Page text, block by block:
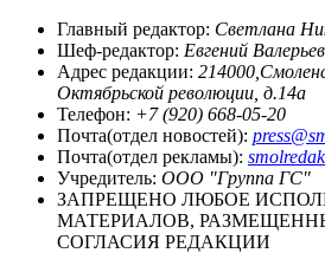
Главный редактор: Светлана
Шеф-редактор: Евгений
Адрес редакции:
Октябрьской революции, д.14а
Телефон: +7 (920) 668-05-20
Почта(отдел новостей):
Почта(отдел рекламы):
Учредитель: ООО "Группа ГС"
ЗАПРЕЩЕНО ЛЮБОЕ
МАТЕРИАЛОВ,
СОГЛАСИЯ РЕДАКЦИИ